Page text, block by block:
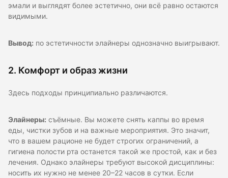
эмали и выглядят более эстетично, они всё равно остаются
видимыми.
Вывод: по эстетичности элайнеры однозначно выигрывают.
2. Комфорт и образ жизни
Здесь подходы принципиально различаются.
Элайнеры: съёмные. Вы можете снять каппы во время
еды, чистки зубов и на важные мероприятия. Это значит,
что в вашем рационе не будет строгих ограничений, а
гигиена полости рта останется такой же простой, как и без
лечения. Однако элайнеры требуют высокой дисциплины:
носить их нужно не менее 20–22 часов в сутки. Если